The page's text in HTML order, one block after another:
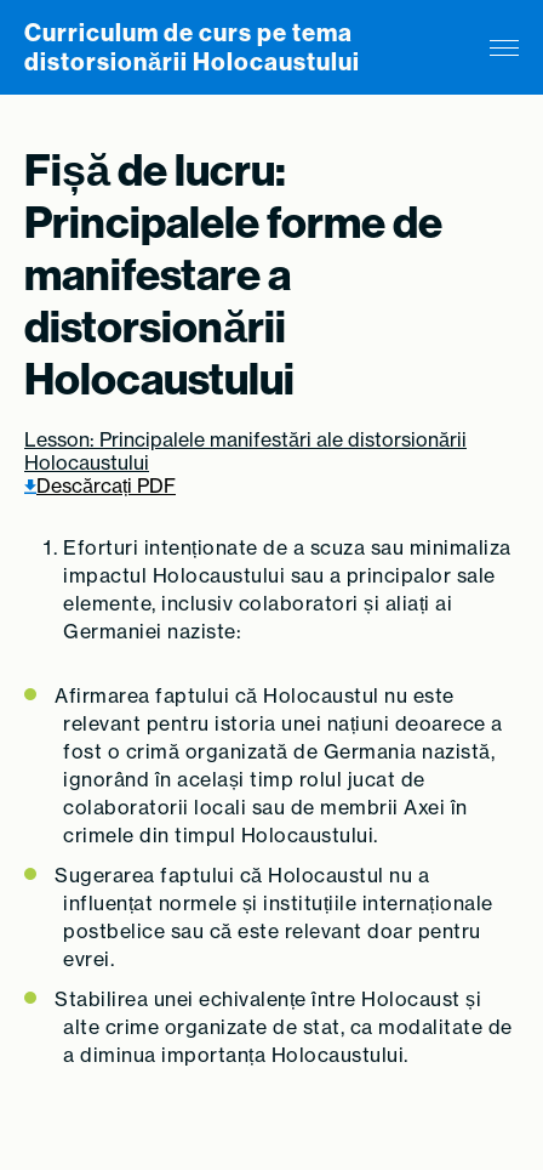
Skip to content
Curriculum de curs pe tema
distorsionării Holocaustului
Fișă de lucru:
Principalele forme de
manifestare a
distorsionării
Holocaustului
Lesson: Principalele manifestări ale distorsionării
Holocaustului
Descărcați PDF
Eforturi intenționate de a scuza sau minimaliza
impactul Holocaustului sau a principalor sale
elemente, inclusiv colaboratori și aliați ai
Germaniei naziste:
Afirmarea faptului că Holocaustul nu este
relevant pentru istoria unei națiuni deoarece a
fost o crimă organizată de Germania nazistă,
ignorând în același timp rolul jucat de
colaboratorii locali sau de membrii Axei în
crimele din timpul Holocaustului.
Sugerarea faptului că Holocaustul nu a
influențat normele și instituțiile internaționale
postbelice sau că este relevant doar pentru
evrei.
Stabilirea unei echivalențe între Holocaust și
alte crime organizate de stat, ca modalitate de
a diminua importanța Holocaustului.